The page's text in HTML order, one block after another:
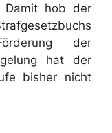
Damit hob der
der
hat der
bisher nicht